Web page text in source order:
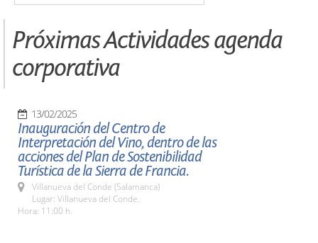
Próximas Actividades agenda
corporativa
13/02/2025
Inauguración del Centro de
Interpretación del Vino, dentro de las
acciones del Plan de Sostenibilidad
Turística de la Sierra de Francia.
Villanueva del Conde (Salamanca)
Lugar: Villanueva del Conde.
Hora: 11:00 h.